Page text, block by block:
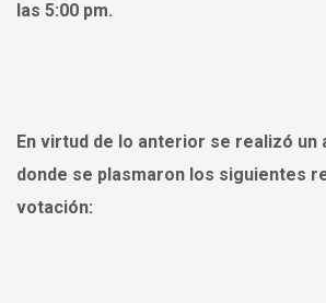
las 5:00 pm.
En virtud de lo anterior se realizó un
donde se plasmaron los siguientes
votación: